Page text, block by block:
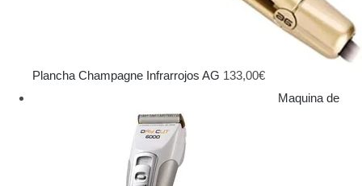
Plancha Champagne Infrarrojos AG 133,00€
Maquina de